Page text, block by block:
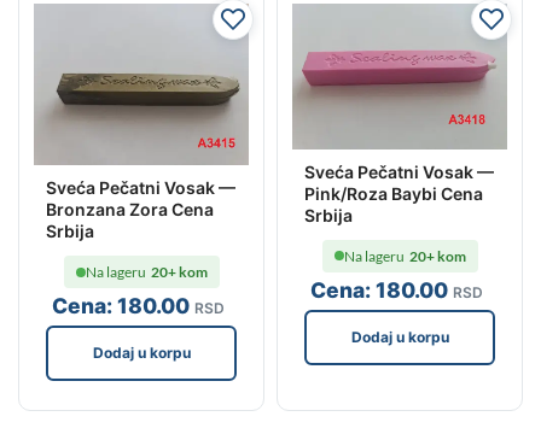
Sveća Pečatni Vosak —
Bronzana Zora Cena
Srbija
Cena:180.00 RSD
Na lageru 20+ kom
Dodaj u korpu
Sveća Pečatni Vosak —
Pink/Roza Baybi Cena
Srbija
Cena:180.00 RSD
Na lageru 20+ kom
Dodaj u korpu